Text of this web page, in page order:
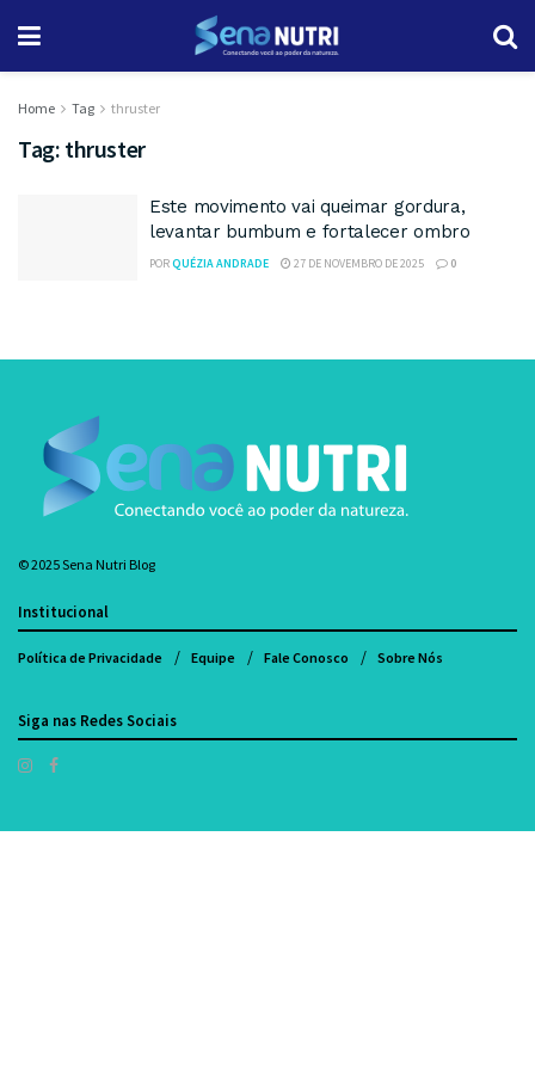
Home Tag thruster
Tag: thruster
Este movimento vai queimar gordura,
levantar bumbum e fortalecer ombro
PORQUÉZIA ANDRADE 27 DE NOVEMBRO DE 2025 0
© 2025Sena Nutri Blog
Institucional
Política de Privacidade Equipe Fale Conosco Sobre Nós
Siga nas Redes Sociais